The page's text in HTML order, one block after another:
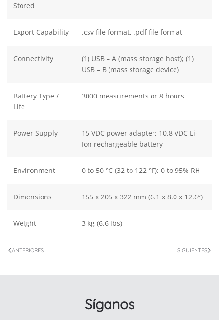
Stored
Export Capability .csv file format, .pdf file format
Connectivity
(1) USB – A (mass storage host); (1)
USB – B (mass storage device)
Battery Type /
Life
3000 measurements or 8 hours
Power Supply
15 VDC power adapter; 10.8 VDC Li-
Ion rechargeable battery
Environment 0 to 50 °C (32 to 122 °F); 0 to 95% RH
Dimensions 155 x 205 x 322 mm (6.1 x 8.0 x 12.6″)
Weight 3 kg (6.6 lbs)
ANTERIORES SIGUIENTES
Síganos